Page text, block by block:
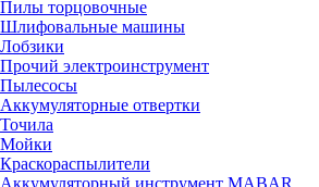
Пилы торцовочные
Шлифовальные машины
Лобзики
Прочий электроинструмент
Пылесосы
Аккумуляторные отвертки
Точила
Мойки
Краскораспылители
Аккумуляторный инструмент MABAR